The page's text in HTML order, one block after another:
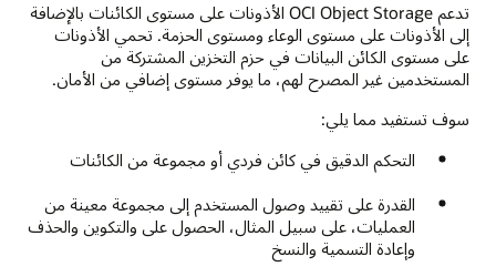
تدعم OCI Object Storage الأذونات على مستوى الكائنات بالإضافة
إلى الأذونات على مستوى الوعاء ومستوى الحزمة. تحمي الأذونات
على مستوى الكائن البيانات في حزم التخزين المشتركة من
المستخدمين غير المصرح لهم، ما يوفر مستوى إضافي من الأمان.
سوف تستفيد مما يلي:
التحكم الدقيق في كائن فردي أو مجموعة من الكائنات
القدرة على تقييد وصول المستخدم إلى مجموعة معينة من
العمليات، على سبيل المثال، الحصول على والتكوين والحذف
وإعادة التسمية والنسخ